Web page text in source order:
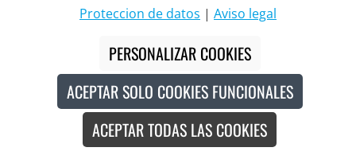
Proteccion de datos | Aviso legal
PERSONALIZAR COOKIES
ACEPTAR SOLO COOKIES FUNCIONALES
ACEPTAR TODAS LAS COOKIES